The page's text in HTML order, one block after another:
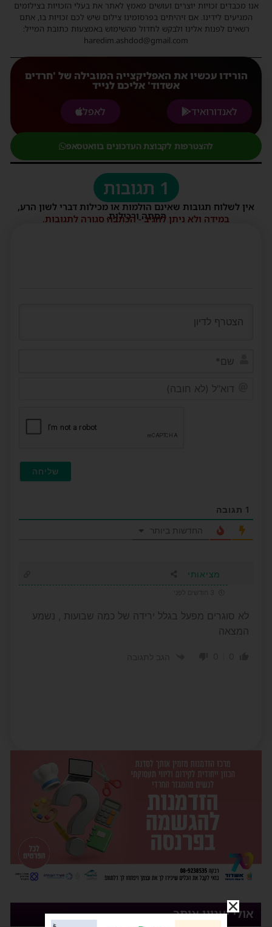
אנו מכבדים זכויות יוצרים ועושים מאמץ לאתר את בעלי הזכויות בצילומים
המגיעים לידינו. אם זיהיתים בפרסומינו צילום שיש לכם זכויות בו, אתם
רשאים לפנות אלינו ולבקש לחדול מהשימוש באמצעות כתובת המייל:
haredim.ashdod@gmail.com
הורידו עכשיו את האפליקצייה המובילה של 'חרדים
אשדוד' אליכם לנייד
לאנדורואיד
לאפל
להצטרפות לקבוצת העדכונים בוואטסאפ
1 תגובות
אין לשלוח תגובות שאינם הולמות או מכילות דברי לשון הרע,
הסתה ורכילות.
במידה ולא ניתן להגיב - הכתבה סגורה לתגובות.
1 תגובה
החדשות ביותר
מציאותי
לא סוגרים מפעל בגלל ירידה של כמה שבועות , נשמע
המצאה
אולי יעניין אותך